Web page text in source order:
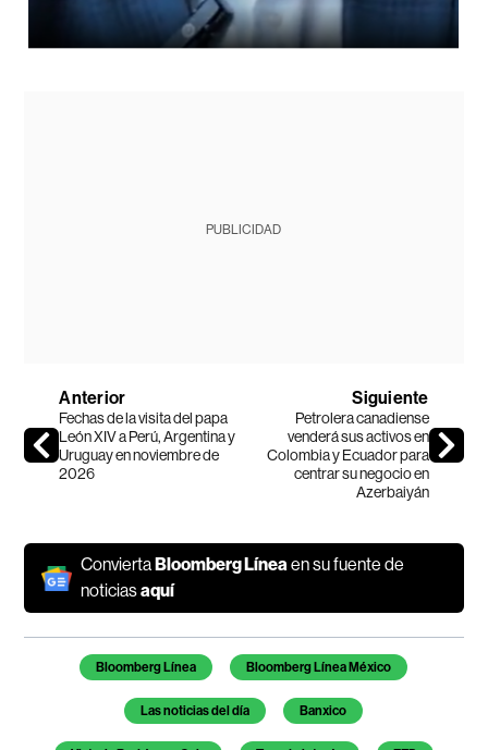
PUBLICIDAD
Anterior
Fechas de la visita del papa
León XIV a Perú, Argentina y
Uruguay en noviembre de
2026
Siguiente
Petrolera canadiense
venderá sus activos en
Colombia y Ecuador para
centrar su negocio en
Azerbaiyán
Convierta Bloomberg Líneaen su fuente de
noticiasaquí
Temas de este artículo
Bloomberg Línea Bloomberg Línea México
Las noticias del día Banxico